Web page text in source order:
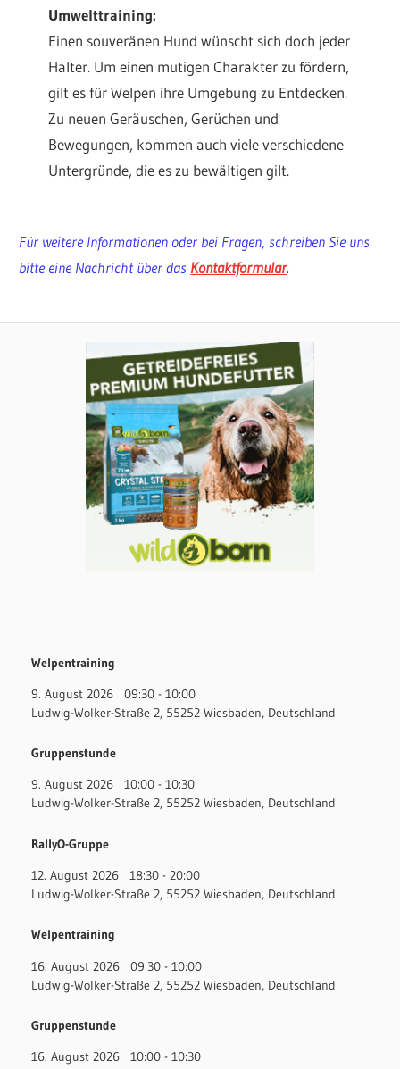
Umwelttraining:
Einen souveränen Hund wünscht sich doch jeder
Halter. Um einen mutigen Charakter zu fördern,
gilt es für Welpen ihre Umgebung zu Entdecken.
Zu neuen Geräuschen, Gerüchen und
Bewegungen, kommen auch viele verschiedene
Untergründe, die es zu bewältigen gilt.
Für weitere Informationen oder bei Fragen, schreiben Sie uns
bitte eine Nachricht über das Kontaktformular.
Welpentraining
9. August 2026
09:30 -10:00
Ludwig-Wolker-Straße 2, 55252 Wiesbaden, Deutschland
Gruppenstunde
9. August 2026
10:00 -10:30
Ludwig-Wolker-Straße 2, 55252 Wiesbaden, Deutschland
RallyO-Gruppe
12. August 2026
18:30 -20:00
Ludwig-Wolker-Straße 2, 55252 Wiesbaden, Deutschland
Welpentraining
16. August 2026
09:30 -10:00
Ludwig-Wolker-Straße 2, 55252 Wiesbaden, Deutschland
Gruppenstunde
16. August 2026
10:00 -10:30